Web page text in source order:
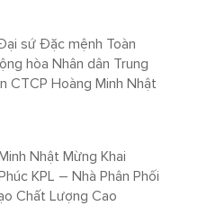
sứ Đặc mệnh Toàn
hòa Nhân dân Trung
CTCP Hoàng Minh Nhật
Nhật Mừng Khai
KPL – Nhà Phân Phối
Chất Lượng Cao